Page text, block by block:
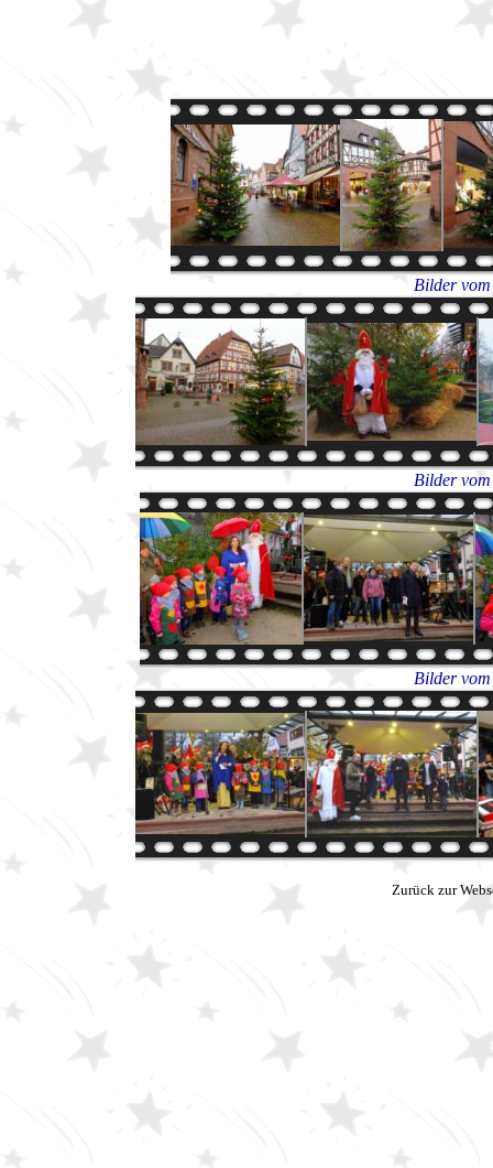
Bilder
Bilder
Bilder
Zurück zur